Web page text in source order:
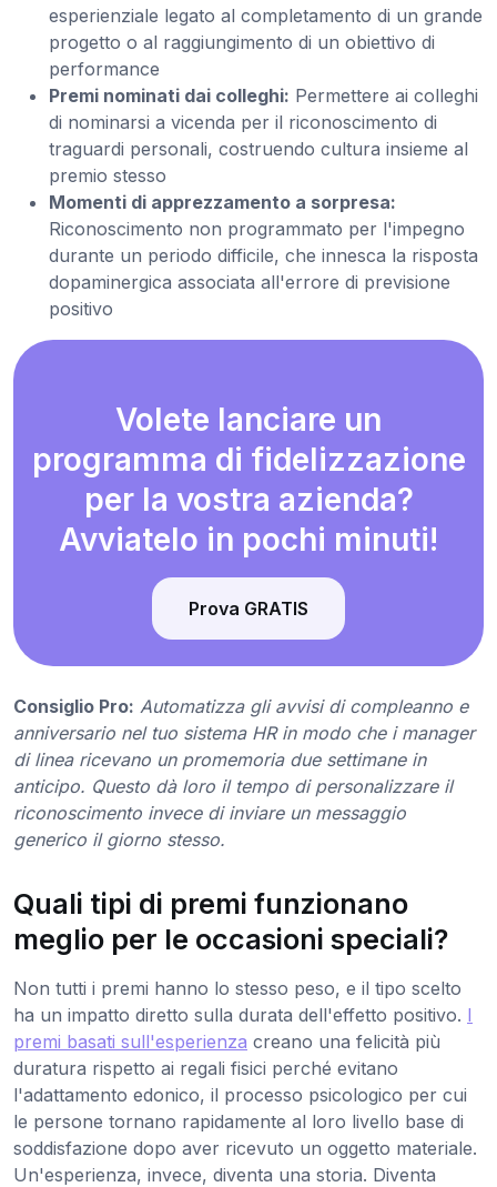
esperienziale legato al completamento di un grande
progetto o al raggiungimento di un obiettivo di
performance
Premi nominati dai colleghi: Permettere ai colleghi
di nominarsi a vicenda per il riconoscimento di
traguardi personali, costruendo cultura insieme al
premio stesso
Momenti di apprezzamento a sorpresa:
Riconoscimento non programmato per l'impegno
durante un periodo difficile, che innesca la risposta
dopaminergica associata all'errore di previsione
positivo
Volete lanciare un
programma di fidelizzazione
per la vostra azienda?
Avviatelo in pochi minuti!
Prova GRATIS
Consiglio Pro: Automatizza gli avvisi di compleanno e
anniversario nel tuo sistema HR in modo che i manager
di linea ricevano un promemoria due settimane in
anticipo. Questo dà loro il tempo di personalizzare il
riconoscimento invece di inviare un messaggio
generico il giorno stesso.
Quali tipi di premi funzionano
meglio per le occasioni speciali?
Non tutti i premi hanno lo stesso peso, e il tipo scelto
ha un impatto diretto sulla durata dell'effetto positivo. I
premi basati sull'esperienza creano una felicità più
duratura rispetto ai regali fisici perché evitano
l'adattamento edonico, il processo psicologico per cui
le persone tornano rapidamente al loro livello base di
soddisfazione dopo aver ricevuto un oggetto materiale.
Un'esperienza, invece, diventa una storia. Diventa